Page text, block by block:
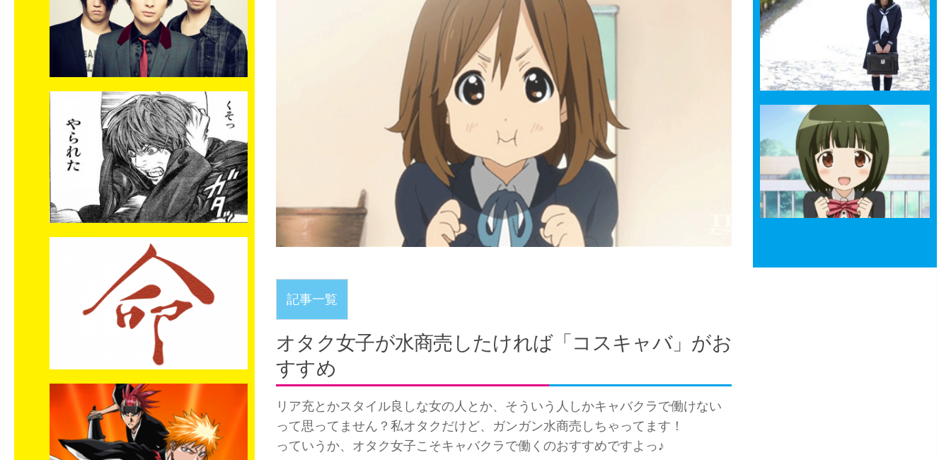
記事一覧
オタク女子が水商売したければ「コスキャバ」がお
すすめ
リア充とかスタイル良しな女の人とか、そういう人しかキャバクラで働けない
って思ってません？私オタクだけど、ガンガン水商売しちゃってます！
っていうか、オタク女子こそキャバクラで働くのおすすめですよっ♪